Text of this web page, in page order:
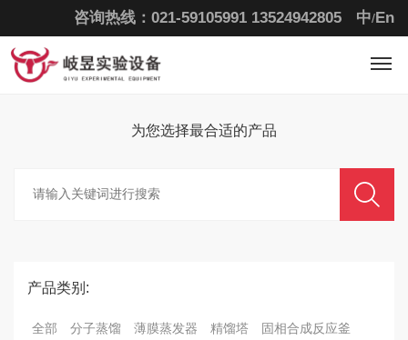
中/En
咨询热线：021-59105991 13524942805
为您选择最合适的产品
产品类别:
全部 分子蒸馏 薄膜蒸发器 精馏塔 固相合成反应釜